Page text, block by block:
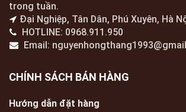
trong tuần.
Đại Nghiệp, Tân Dân, Phú Xuyên, Hà
HOTLINE: 0968.911.950
Email:
CHÍNH SÁCH BÁN HÀNG
Hướng dẫn đặt hàng